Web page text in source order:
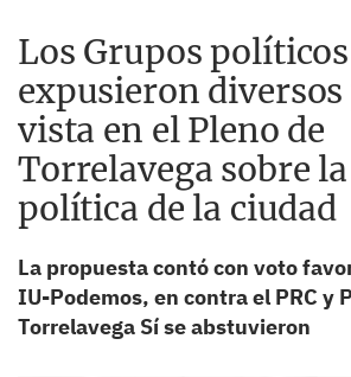
Los Grupos políticos
expusieron
vista en el Pleno de
Torrelavega sobre
política de la ciudad
La propuesta contó con voto
IU-Podemos, en contra el PRC y
Torrelavega Sí se abstuvieron